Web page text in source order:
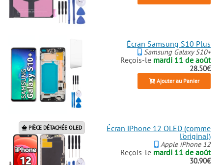
Écran Samsung S10 Plus
Samsung Galaxy S10+
Reçois-le mardi 11 de août
28.50€
Ajouter au Panier
PIÈCE DÉTACHÉE OLED
Écran iPhone 12 OLED (comme
l'original)
Apple iPhone 12
Reçois-le mardi 11 de août
30.90€